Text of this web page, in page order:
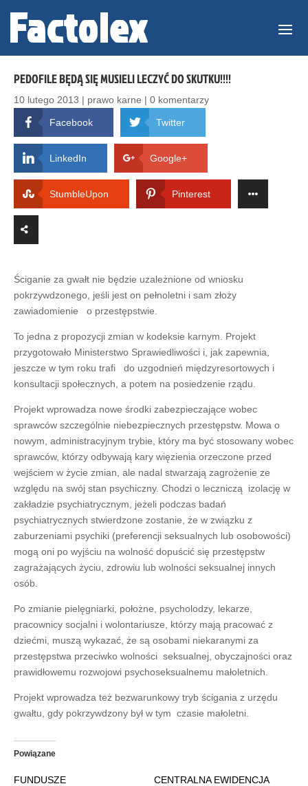
PEDOFILE BĘDĄ SIĘ MUSIELI LECZYĆ DO SKUTKU!!!!
10 lutego 2013 | prawo karne | 0 komentarzy
Facebook Twitter
LinkedIn Google+
StumbleUpon Pinterest
Ściganie za gwałt nie będzie uzależnione od wniosku
pokrzywdzonego, jeśli jest on pełnoletni i sam złoży
zawiadomienie o przestępstwie.
To jedna z propozycji zmian w kodeksie karnym. Projekt
przygotowało Ministerstwo Sprawiedliwości i, jak zapewnia,
jeszcze w tym roku trafi do uzgodnień międzyresortowych i
konsultacji społecznych, a potem na posiedzenie rządu.
Projekt wprowadza nowe środki zabezpieczające wobec
sprawców szczególnie niebezpiecznych przestępstw. Mowa o
nowym, administracyjnym trybie, który ma być stosowany wobec
sprawców, którzy odbywają kary więzienia orzeczone przed
wejściem w życie zmian, ale nadal stwarzają zagrożenie ze
względu na swój stan psychiczny. Chodzi o leczniczą izolację w
zakładzie psychiatrycznym, jeżeli podczas badań
psychiatrycznych stwierdzone zostanie, że w związku z
zaburzeniami psychiki (preferencji seksualnych lub osobowości)
mogą oni po wyjściu na wolność dopuścić się przestępstw
zagrażających życiu, zdrowiu lub wolności seksualnej innych
osób.
Po zmianie pielęgniarki, położne, psycholodzy, lekarze,
pracownicy socjalni i wolontariusze, którzy mają pracować z
dziećmi, muszą wykazać, że są osobami niekaranymi za
przestępstwa przeciwko wolności seksualnej, obyczajności oraz
prawidłowemu rozwojowi psychoseksualnemu małoletnich.
Projekt wprowadza też bezwarunkowy tryb ścigania z urzędu
gwałtu, gdy pokrzywdzony był w tym czasie małoletni.
Powiązane
FUNDUSZE
CENTRALNA EWIDENCJA